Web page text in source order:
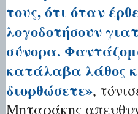
τους, ότι όταν
λογοδοτήσουν
σύνορα.
κατάλαβα λάθος
διορθώσετε»,
Μηταράκης